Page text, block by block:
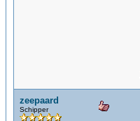
zeepaard
Schipper